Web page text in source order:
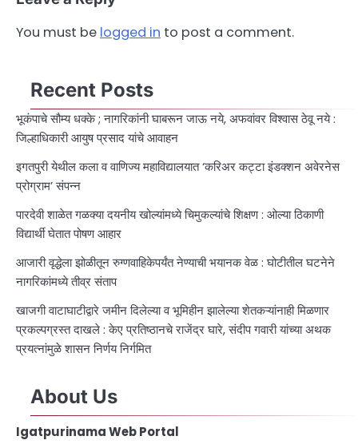
You must be logged in to post a comment.
Recent Posts
भूकंपाचे सौम्य धक्के ; नागरिकांनी घाबरून जाऊ नये, अफवांवर विश्वास ठेवू नये :
जिल्हाधिकारी आयुष प्रसाद यांचे आवाहन
इगतपुरी येथील कला व वाणिज्य महाविद्यालयात ‘करिअर कट्टा इंडक्शन अवेरनेस
प्रोग्राम’ संपन्न
पारदेवी शाळेत गळक्या दयनीय खोल्यांमध्ये चिमुकल्यांचे शिक्षण : ओल्या ठिकाणी
विद्यार्थी घेतात पोषण आहार
आजारी वृद्धेला झोळीतून रुग्णवाहिकेपर्यंत नेण्याची भयानक वेळ : घोटीतील घटनेने
नागरिकांमध्ये तीव्र संताप
खाजगी वाटाघाटीद्वारे जमीन दिलेल्या व भूमिहीन झालेल्या शेतकऱ्यांनाही मिळणार
प्रकल्पग्रस्त दाखले : केए प्रतिष्ठानचे राजेंद्र घारे, संदीप गवारी यांच्या अथक
प्रयत्नांमुळे शासन निर्णय निर्गमित
About Us
Igatpurinama Web Portal